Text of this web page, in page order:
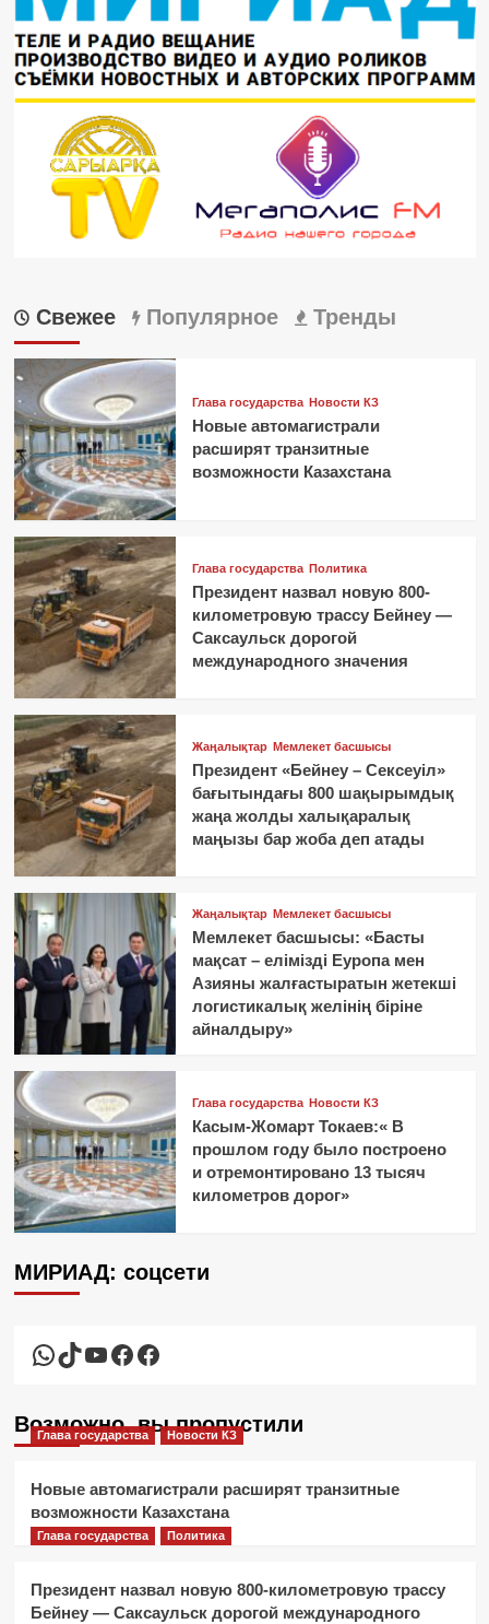
Свежее Популярное Тренды
Глава государства Новости КЗ
Новые автомагистрали
расширят транзитные
возможности Казахстана
Глава государства Политика
Президент назвал новую 800-
километровую трассу Бейнеу —
Саксаульск дорогой
международного значения
Жаңалықтар Мемлекет басшысы
Президент «Бейнеу – Сексеуіл»
бағытындағы 800 шақырымдық
жаңа жолды халықаралық
маңызы бар жоба деп атады
Жаңалықтар Мемлекет басшысы
Мемлекет басшысы: «Басты
мақсат – елімізді Еуропа мен
Азияны жалғастыратын жетекші
логистикалық желінің біріне
айналдыру»
Глава государства Новости КЗ
Касым-Жомарт Токаев:« В
прошлом году было построено
и отремонтировано 13 тысяч
километров дорог»
МИРИАД: соцсети
WhatsApp
TikTok
YouTube
Facebook
Facebook
Возможно, вы пропустили
Глава государства Новости КЗ
Новые автомагистрали расширят транзитные
возможности Казахстана
Глава государства Политика
Президент назвал новую 800-километровую трассу
Бейнеу — Саксаульск дорогой международного